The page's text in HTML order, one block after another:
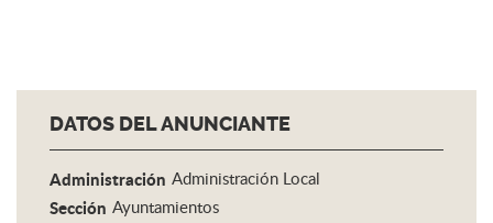
DATOS DEL ANUNCIANTE
Administración Administración Local
Sección Ayuntamientos